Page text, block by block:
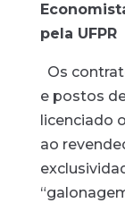
pela UFPR
Os
e postos
licenciado
ao